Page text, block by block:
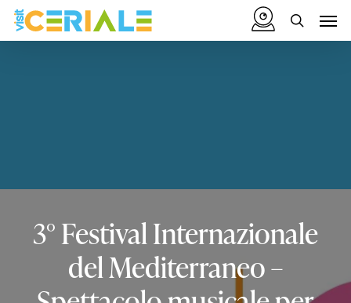
Skip
main
3°FestivalInternazionale
delMediterraneo–